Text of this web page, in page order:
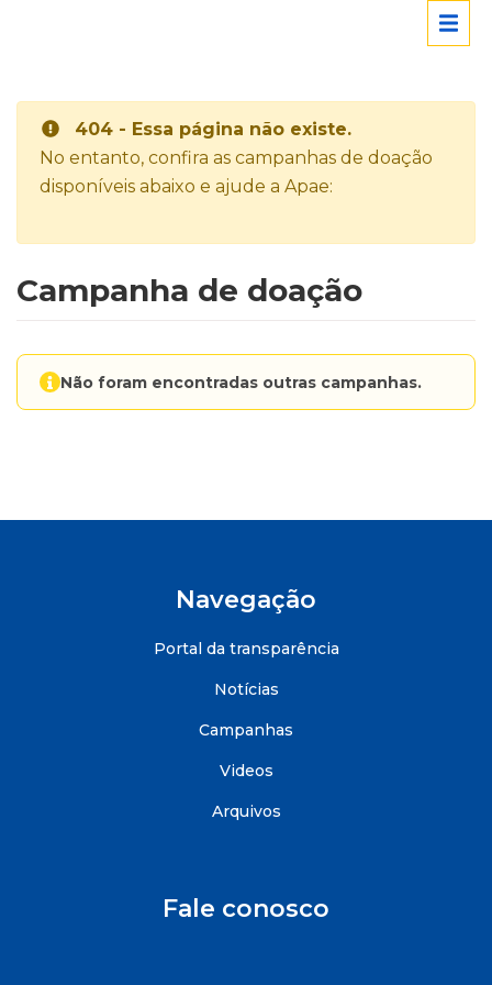
404 - Essa página não existe.
No entanto, confira as campanhas de doação
disponíveis abaixo e ajude a Apae:
Campanha de doação
Não foram encontradas outras campanhas.
Navegação
Portal da transparência
Notícias
Campanhas
Videos
Arquivos
Fale conosco